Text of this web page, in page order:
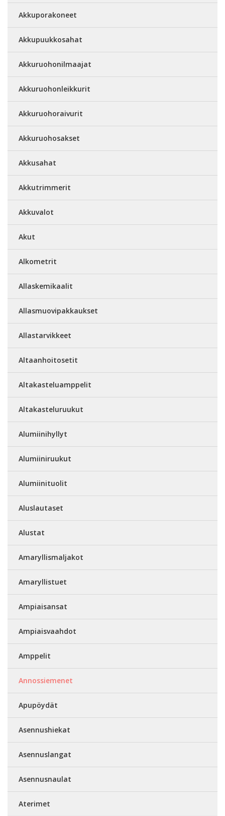
Akkuporakoneet
Akkupuukkosahat
Akkuruohonilmaajat
Akkuruohonleikkurit
Akkuruohoraivurit
Akkuruohosakset
Akkusahat
Akkutrimmerit
Akkuvalot
Akut
Alkometrit
Allaskemikaalit
Allasmuovipakkaukset
Allastarvikkeet
Altaanhoitosetit
Altakasteluamppelit
Altakasteluruukut
Alumiinihyllyt
Alumiiniruukut
Alumiinituolit
Aluslautaset
Alustat
Amaryllismaljakot
Amaryllistuet
Ampiaisansat
Ampiaisvaahdot
Amppelit
Annossiemenet
Apupöydät
Asennushiekat
Asennuslangat
Asennusnaulat
Aterimet